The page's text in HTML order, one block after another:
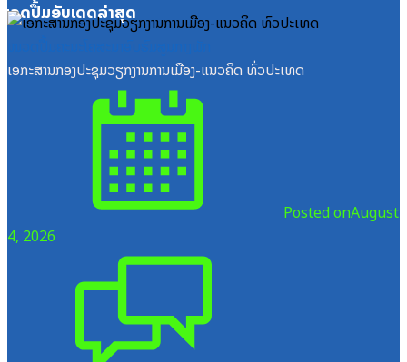
ດປື້ມອັບເດດລ່າສຸດ
ເອກະສານກອງປະຊຸມວຽກງານການເມືອງ-ແນວຄິດ ທົ່ວປະເທດ
Posted onAugust
4, 2026